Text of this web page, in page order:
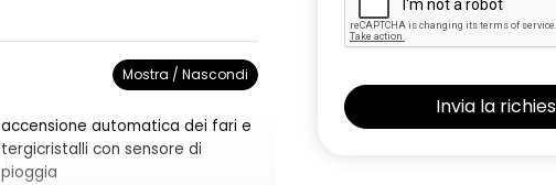
Mostra / Nascondi
accensione automatica dei fari e
tergicristalli con sensore di
pioggia